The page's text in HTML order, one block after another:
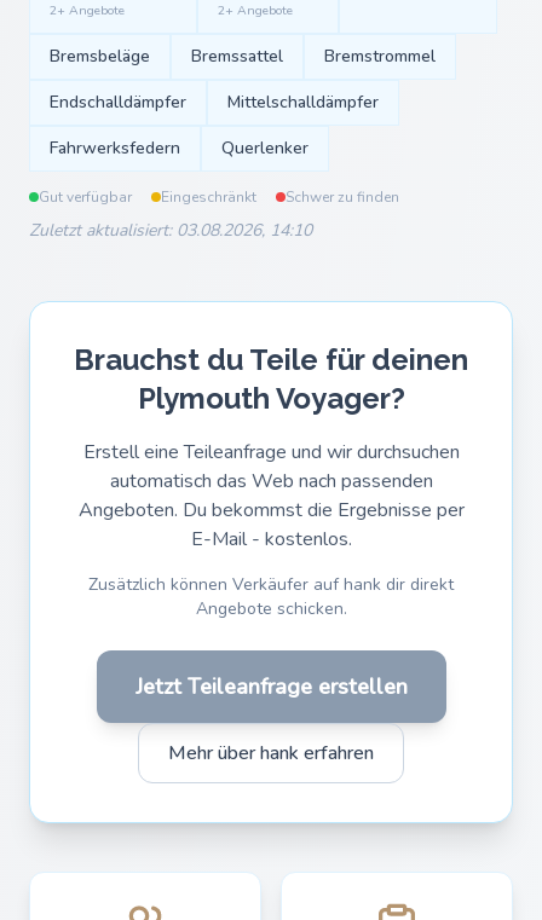
2+ Angebote 2+ Angebote
Bremsbeläge Bremssattel
Bremstrommel
Endschalldämpfer
Mittelschalldämpfer
Fahrwerksfedern
Querlenker
Gut verfügbar Eingeschränkt Schwer zu finden
Zuletzt aktualisiert: 03.08.2026, 14:10
Brauchst du Teile für deinen
Plymouth Voyager?
Erstell eine Teileanfrage und wir durchsuchen
automatisch das Web nach passenden
Angeboten. Du bekommst die Ergebnisse per
E-Mail - kostenlos.
Zusätzlich können Verkäufer auf hank dir direkt
Angebote schicken.
Jetzt Teileanfrage erstellen
Mehr über hank erfahren